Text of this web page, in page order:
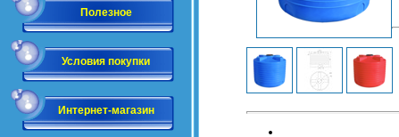
Полезное
Условия покупки
Интернет-магазин